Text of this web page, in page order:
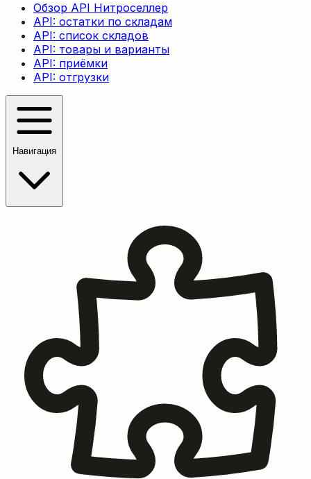
Обзор API Нитроселлер
API: остатки по складам
API: список складов
API: товары и варианты
API: приёмки
API: отгрузки
Навигация